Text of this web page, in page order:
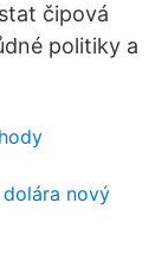
čipová
politiky a
nový